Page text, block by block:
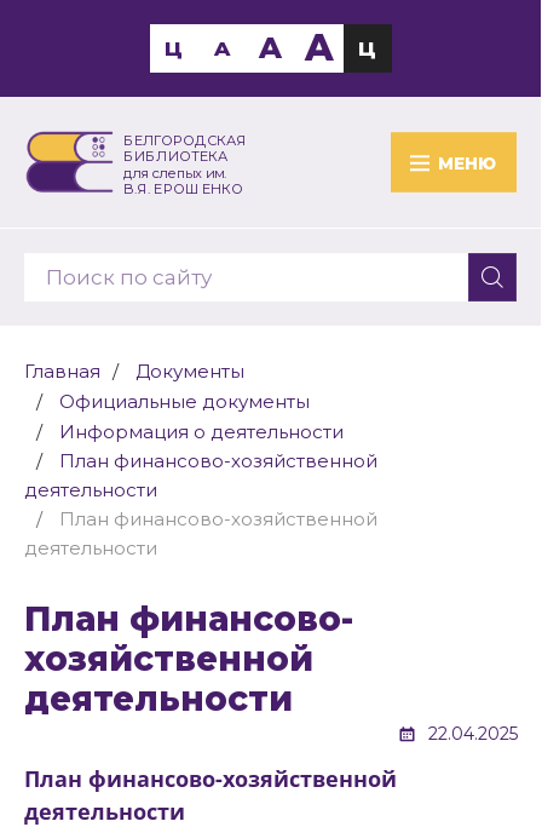
БЕЛГОРОДСКАЯ
БИБЛИОТЕКА
для слепых им.
В.Я. ЕРОШЕНКО
МЕНЮ
Ц A A A Ц
Главная
Документы
Официальные документы
Информация о деятельности
План финансово-хозяйственной
деятельности
План финансово-хозяйственной
деятельности
План финансово-
хозяйственной
деятельности
22.04.2025
План финансово-хозяйственной
деятельности